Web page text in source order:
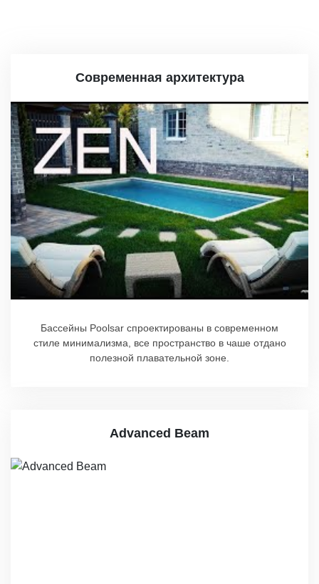
Современная архитектура
Бассейны Poolsar спроектированы в современном
стиле минимализма, все пространство в чаше отдано
полезной плавательной зоне.
Advanced Beam